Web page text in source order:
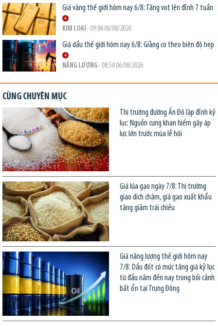
Giá vàng thế giới hôm nay 6/8: Tăng vọt lên đỉnh 7 tuần
KIM LOẠI - 09:06 06/08/2026
Giá dầu thế giới hôm nay 6/8: Giằng co theo biên độ hẹp
NĂNG LƯỢNG - 08:58 06/08/2026
CÙNG CHUYÊN MỤC
Thị trường đường Ấn Độ lập đỉnh kỷ
lục: Nguồn cung khan hiếm gây áp
lực lớn trước mùa lễ hội
Giá lúa gạo ngày 7/8: Thị trường
giao dịch chậm, giá gạo xuất khẩu
tăng giảm trái chiều
Giá năng lượng thế giới hôm nay
7/8: Dầu đốt có mức tăng giá kỷ lục
từ đầu năm đến nay trong bối cảnh
bất ổn tại Trung Đông